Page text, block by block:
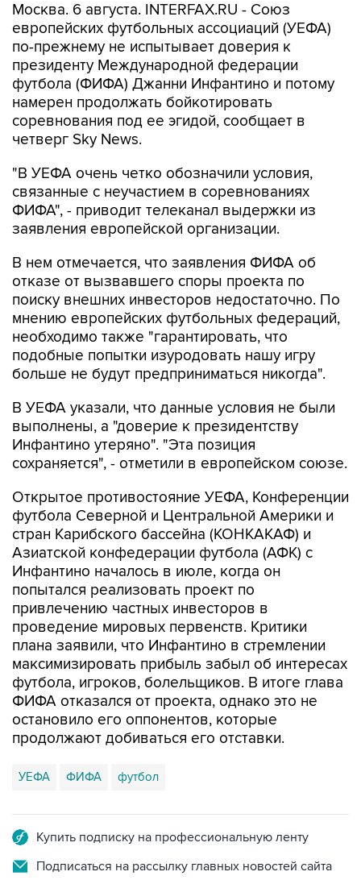
Москва. 6 августа. INTERFAX.RU - Союз
европейских футбольных ассоциаций (УЕФА)
по-прежнему не испытывает доверия к
президенту Международной федерации
футбола (ФИФА) Джанни Инфантино и потому
намерен продолжать бойкотировать
соревнования под ее эгидой, сообщает в
четверг Sky News.
"В УЕФА очень четко обозначили условия,
связанные с неучастием в соревнованиях
ФИФА", - приводит телеканал выдержки из
заявления европейской организации.
В нем отмечается, что заявления ФИФА об
отказе от вызвавшего споры проекта по
поиску внешних инвесторов недостаточно. По
мнению европейских футбольных федераций,
необходимо также "гарантировать, что
подобные попытки изуродовать нашу игру
больше не будут предприниматься никогда".
В УЕФА указали, что данные условия не были
выполнены, а "доверие к президентству
Инфантино утеряно". "Эта позиция
сохраняется", - отметили в европейском союзе.
Открытое противостояние УЕФА, Конференции
футбола Северной и Центральной Америки и
стран Карибского бассейна (КОНКАКАФ) и
Азиатской конфедерации футбола (АФК) с
Инфантино началось в июле, когда он
попытался реализовать проект по
привлечению частных инвесторов в
проведение мировых первенств. Критики
плана заявили, что Инфантино в стремлении
максимизировать прибыль забыл об интересах
футбола, игроков, болельщиков. В итоге глава
ФИФА отказался от проекта, однако это не
остановило его оппонентов, которые
продолжают добиваться его отставки.
УЕФА ФИФА футбол
Купить подписку на профессиональную ленту
Подписаться на рассылку главных новостей сайта